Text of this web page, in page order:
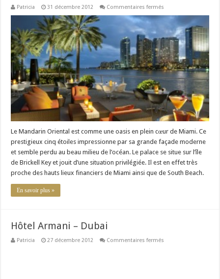
Patricia 31 décembre 2012 Commentaires fermés
Mandarin
Oriental
Miami
Le Mandarin Oriental est comme une oasis en plein cœur de Miami. Ce
prestigieux cinq étoiles impressionne par sa grande façade moderne
et semble perdu au beau milieu de l’océan. Le palace se situe sur l’île
de Brickell Key et jouit d’une situation privilégiée. Il est en effet très
proche des hauts lieux financiers de Miami ainsi que de South Beach.
En savoir plus »
Hôtel Armani – Dubai
Patricia 27 décembre 2012 Commentaires fermés